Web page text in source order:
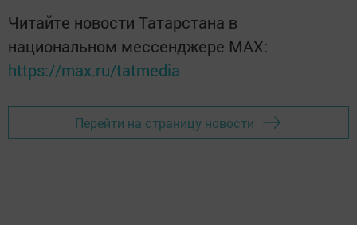
Читайте новости Татарстана в
национальном мессенджере MАХ:
https://max.ru/tatmedia
Перейти на страницу новости